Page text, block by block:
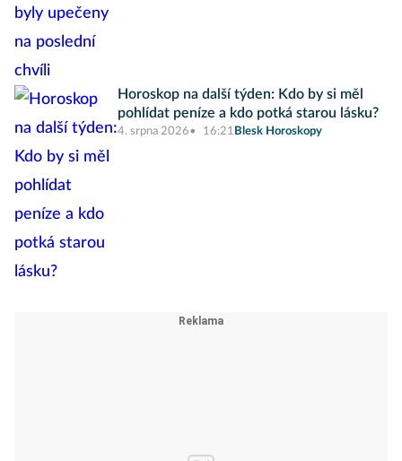
Horoskop na další týden: Kdo by si měl
pohlídat peníze a kdo potká starou lásku?
4. srpna 2026 16:21 Blesk Horoskopy